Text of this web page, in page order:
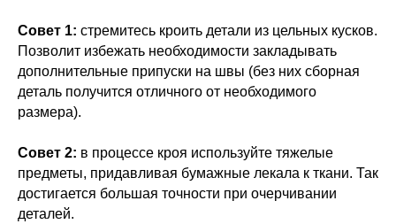
Совет 1: стремитесь кроить детали из цельных кусков.
Позволит избежать необходимости закладывать
дополнительные припуски на швы (без них сборная
деталь получится отличного от необходимого
размера).
Совет 2: в процессе кроя используйте тяжелые
предметы, придавливая бумажные лекала к ткани. Так
достигается большая точности при очерчивании
деталей.